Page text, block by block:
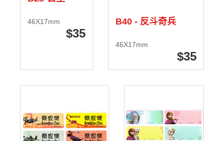
46X17mm
35
B40 - 反斗奇兵
46X17mm
35